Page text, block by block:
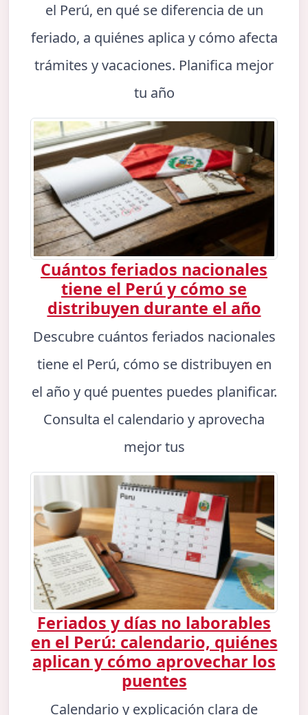
el Perú, en qué se diferencia de un
feriado, a quiénes aplica y cómo afecta
trámites y vacaciones. Planifica mejor
tu año
Cuántos feriados nacionales
tiene el Perú y cómo se
distribuyen durante el año
Descubre cuántos feriados nacionales
tiene el Perú, cómo se distribuyen en
el año y qué puentes puedes planificar.
Consulta el calendario y aprovecha
mejor tus
Feriados y días no laborables
en el Perú: calendario, quiénes
aplican y cómo aprovechar los
puentes
Calendario y explicación clara de